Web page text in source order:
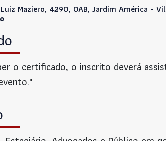
Maziero, 4290, OAB, Jardim América -
o certificado, o inscrito deverá